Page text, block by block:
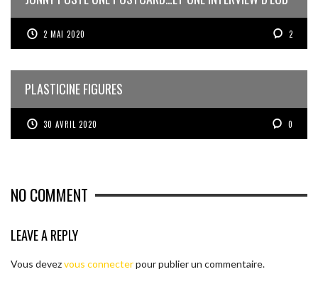
2 MAI 2020 2
PLASTICINE FIGURES
30 AVRIL 2020 0
NO COMMENT
LEAVE A REPLY
Vous devezvous connecterpour publier un commentaire.